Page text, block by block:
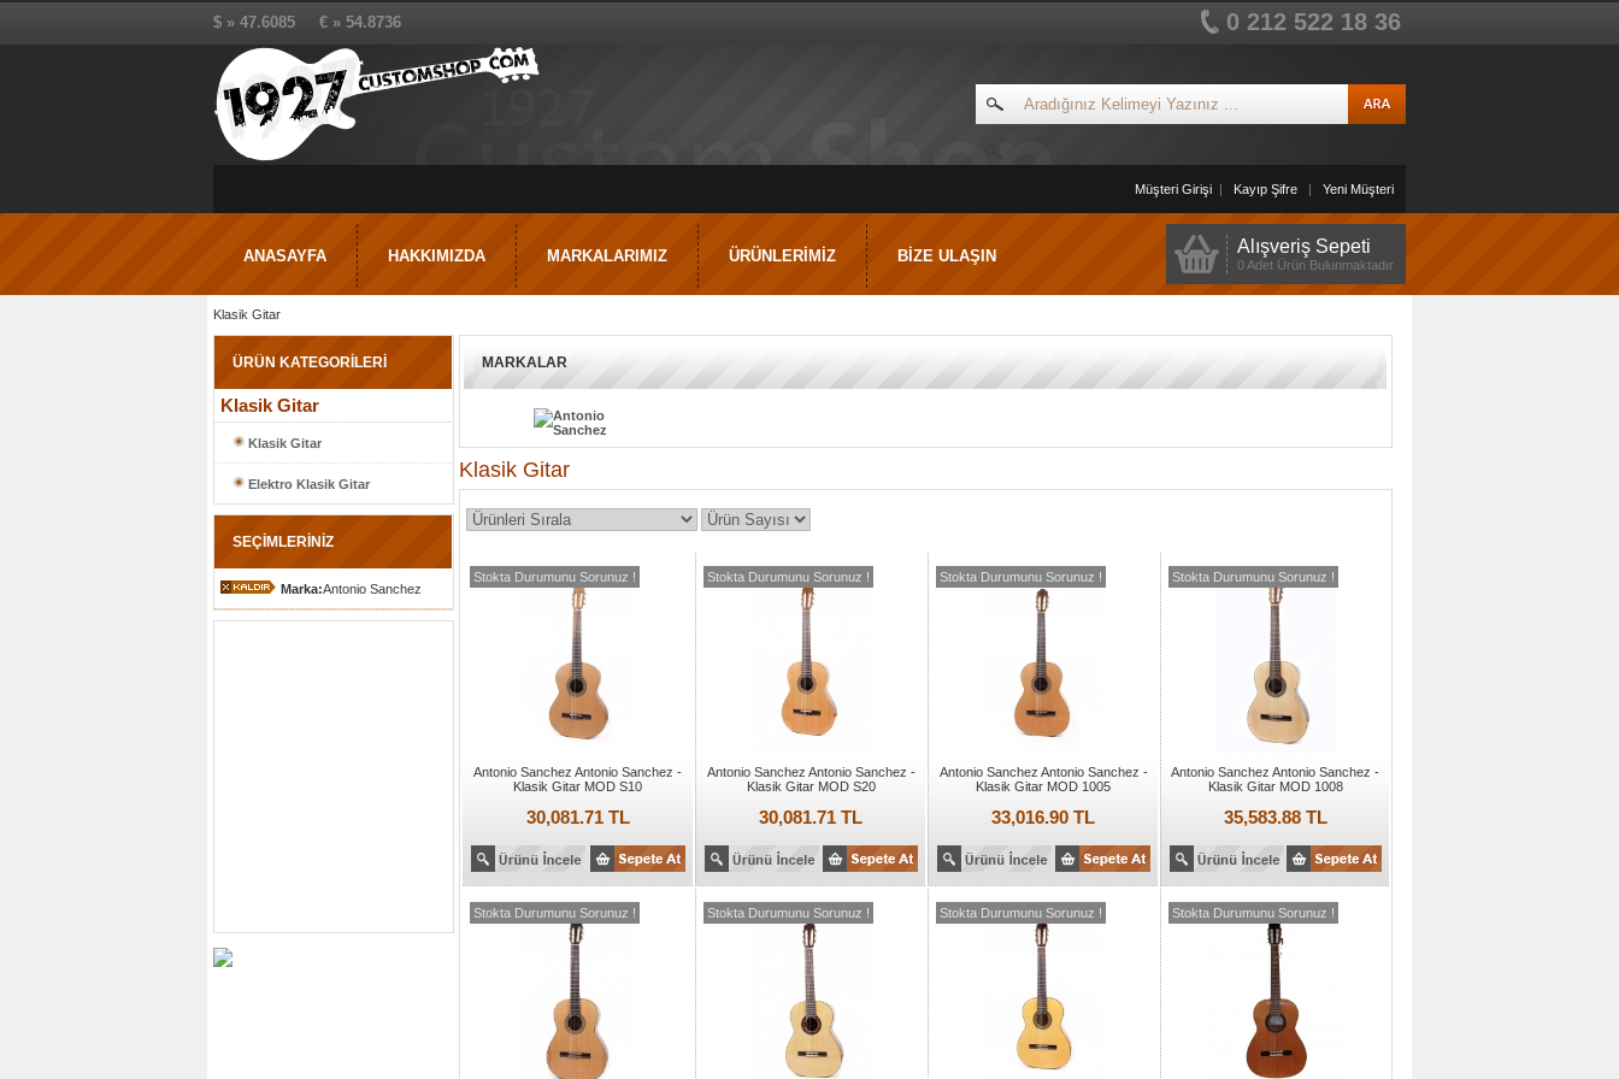
$ » 47.6085 € » 54.8736 0 212 522 18 36
Müşteri Girişi | Kayıp Şifre | Yeni Müşteri
ANASAYFA HAKKIMIZDA MARKALARIMIZ ÜRÜNLERİMİZ BİZE ULAŞIN Alışveriş Sepeti
0 Adet Ürün Bulunmaktadır
Klasik Gitar
ÜRÜN KATEGORİLERİ
Klasik Gitar
Klasik Gitar
Elektro Klasik Gitar
SEÇİMLERİNİZ
Marka:Antonio Sanchez
MARKALAR
Klasik Gitar
Stokta Durumunu Sorunuz !
Antonio Sanchez Antonio Sanchez -
Klasik Gitar MOD S10
30,081.71 TL
Stokta Durumunu Sorunuz !
Antonio Sanchez Antonio Sanchez -
Klasik Gitar MOD S20
30,081.71 TL
Stokta Durumunu Sorunuz !
Antonio Sanchez Antonio Sanchez -
Klasik Gitar MOD 1005
33,016.90 TL
Stokta Durumunu Sorunuz !
Antonio Sanchez Antonio Sanchez -
Klasik Gitar MOD 1008
35,583.88 TL
Stokta Durumunu Sorunuz ! Stokta Durumunu Sorunuz ! Stokta Durumunu Sorunuz ! Stokta Durumunu Sorunuz !